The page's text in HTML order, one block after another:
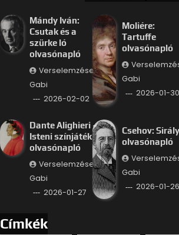
Mándy Iván:
Csutak és a
szürke ló
olvasónapló
Verselemzések
Gabi
2026-02-02
Moliére:
Tartuffe
olvasónapló
Gabi
2026-01-30
Dante Alighieri –
Isteni színjáték
olvasónapló
Verselemzések
Gabi
2026-01-27
Csehov: Sirály
olvasónapló
Gabi
2026-01-26
Címkék